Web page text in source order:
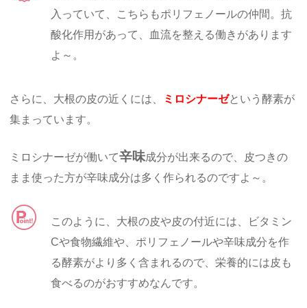
入っていて、こちらもポリフェノールの仲間。抗
酸化作用があって、血流を整える働きがあります
よ～。
さらに、大根の皮の近くには、 ミロシナーゼという酵素が
集まっています。
ミロシナーゼが働いて辛味成分が出来るので、皮つきの
まま使った方が辛味成分は多く作られるのですよ～。
このように、大根の皮や皮の付近には、ビタミン
Cや食物繊維や、ポリフェノールや辛味成分を作
る酵素がより多く含まれるので、栄養的には皮も
食べるのがおすすめなんです。